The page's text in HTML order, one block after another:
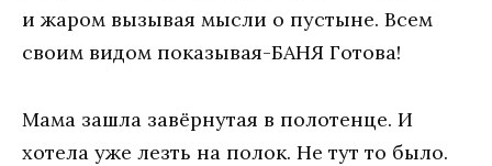
и жаром вызывая мысли о пустыне. Всем
своим видом показывая-БАНЯ Готова!
Мама зашла завёрнутая в полотенце. И
хотела уже лезть на полок. Не тут то было.